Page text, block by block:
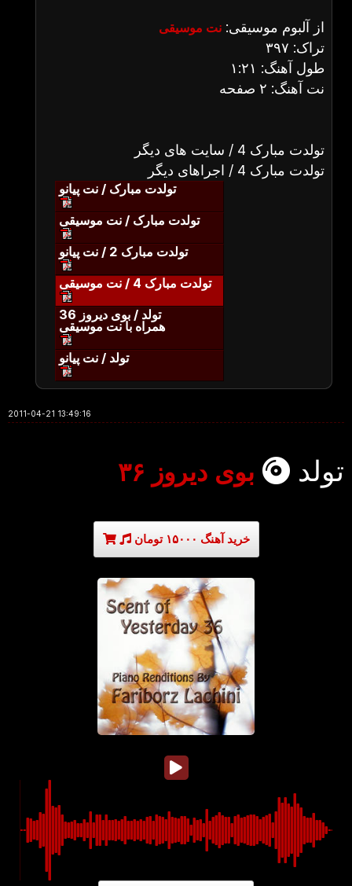
از آلبوم موسیقی: نت موسیقی
تراک: ۳۹۷
طول آهنگ: ۱:۲۱
نت آهنگ: ۲ صفحه
تولدت مبارک 4 / سایت های دیگر
تولدت مبارک 4 / اجراهای دیگر
تولدت مبارک / نت پیانو
تولدت مبارک / نت موسیقی
تولدت مبارک 2 / نت پیانو
تولدت مبارک 4 / نت موسیقی
تولد / بوی دیروز 36
همراه با نت موسیقی
تولد / نت پیانو
2011-04-21 13:49:16
تولد بوی دیروز ۳۶
خرید آهنگ ۱۵۰۰۰ تومان